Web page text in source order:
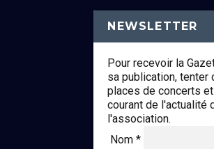
NEWSLETTER
Pour recevoir la
sa publication, tenter
places de concerts
courant de l'actualité
l'association.
Nom *